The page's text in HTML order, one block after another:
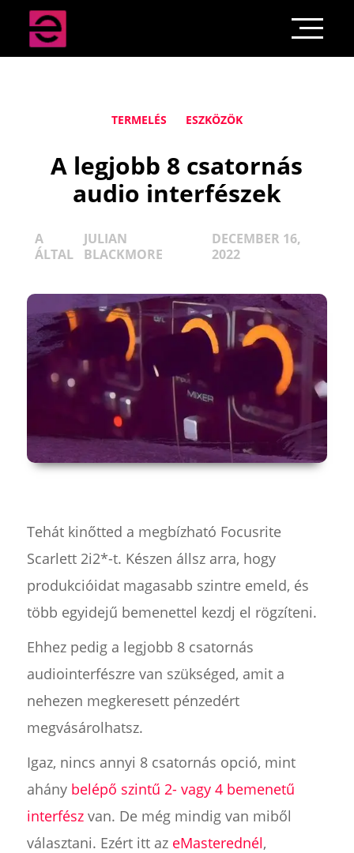
TERMELÉS ESZKÖZÖK
A legjobb 8 csatornás
audio interfészek
A
ÁLTAL
JULIAN
BLACKMORE
DECEMBER 16,
2022
Tehát kinőtted a megbízható Focusrite
Scarlett 2i2*-t. Készen állsz arra, hogy
produkcióidat magasabb szintre emeld, és
több egyidejű bemenettel kezdj el rögzíteni.
Ehhez pedig a legjobb 8 csatornás
audiointerfészre van szükséged, amit a
nehezen megkeresett pénzedért
megvásárolhatsz.
Igaz, nincs annyi 8 csatornás opció, mint
ahány belépő szintű 2- vagy 4 bemenetű
interfészvan. De még mindig van miből
választani. Ezért itt az eMasterednél,